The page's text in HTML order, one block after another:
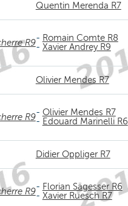
Quentin Merenda R7
R9- Romain Comte R8
- Xavier Andrey R9
Olivier Mendes R7
R9- Olivier Mendes R7
- Edouard Marinelli R6
Didier Oppliger R7
R9- Florian Sägesser R6
- Xavier Ruesch R7